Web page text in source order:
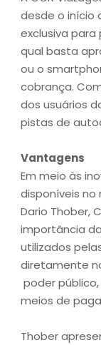
desde o início
exclusiva
qual basta
ou o
cobrança.
dos usuários
pistas de
Vantagens
Em meio às
disponíveis
Dario Thober,
importância
utilizados
diretamente
poder
meios de
Thober